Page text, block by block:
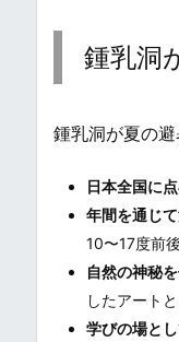
鍾乳洞
鍾乳洞が夏の
日本全国に
年間を通じ
10〜17度前
自然の神秘
したアート
学びの場と